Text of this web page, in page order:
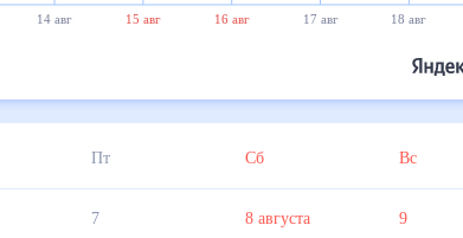
14 авг 15 авг 16 авг 17 авг 18 авг
Пт Сб Вс
7 8 августа 9